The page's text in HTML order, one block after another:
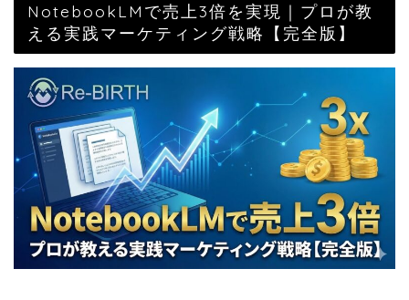
NotebookLMで売上3倍を実現｜プロが教
える実践マーケティング戦略【完全版】